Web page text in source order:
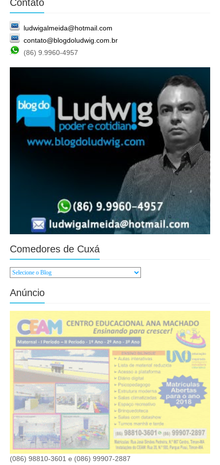
Contato
ludwigalmeida@hotmail.com
contato@blogdoludwig.com.br
(86) 9.9960-4957
Comedores de Cuxá
Anúncio
(086) 98810-3601 e (086) 99907-2887